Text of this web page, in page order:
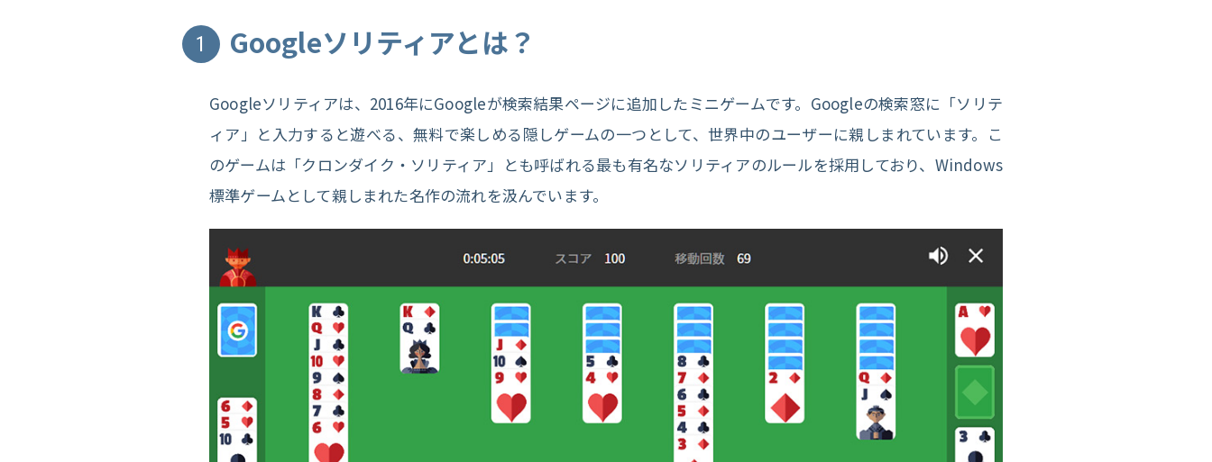
1 Googleソリティアとは？
Googleソリティアは、2016年にGoogleが検索結果ページに追加したミニゲームです。Googleの検索窓に「ソリテ
ィア」と入力すると遊べる、無料で楽しめる隠しゲームの一つとして、世界中のユーザーに親しまれています。こ
のゲームは「クロンダイク・ソリティア」とも呼ばれる最も有名なソリティアのルールを採用しており、Windows
標準ゲームとして親しまれた名作の流れを汲んでいます。